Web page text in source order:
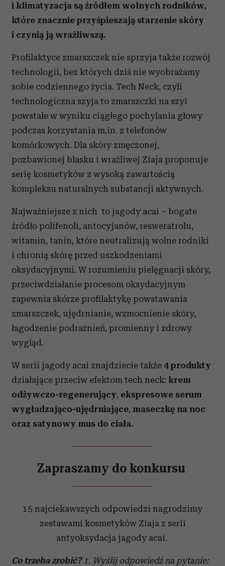
i klimatyzacja są źródłem wolnych rodników,
które znacznie przyśpieszają starzenie skóry
i czynią ją wrażliwszą.
Profilaktyce zmarszczek nie sprzyja także rozwój
technologii, bez których dziś nie wyobrażamy
sobie codziennego życia. Tech Neck, czyli
technologiczna szyja to zmarszczki na szyi
powstałe w wyniku ciągłego pochylania głowy
podczas korzystania m.in. z telefonów
komórkowych. Dla skóry zmęczonej,
pozbawionej blasku i wrażliwej Ziaja proponuje
serię kosmetyków z wysoką zawartością
kompleksu naturalnych substancji aktywnych.
Najważniejsze z nich to jagody acai – bogate
źródło polifenoli, antocyjanów, resweratrolu,
witamin, tanin, które neutralizują wolne rodniki
i chronią skórę przed uszkodzeniami
oksydacyjnymi. W rozumieniu pielęgnacji skóry,
przeciwdziałanie procesom oksydacyjnym
zapewnia skórze profilaktykę powstawania
zmarszczek, ujędrnianie, wzmocnienie skóry,
łagodzenie podrażnień, promienny i zdrowy
wygląd.
W serii jagody acai znajdziecie także 4 produkty
działające przeciw efektom tech neck: krem
odżywczo-regenerujący, ekspresowe serum
wygładzająco-ujędrniające, maseczkę na noc
oraz satynowy mus do ciała.
Zapraszamy do konkursu
15 najciekawszych odpowiedzi nagrodzimy
zestawami kosmetyków Ziaja z serii
antyoksydacja jagody acai.
Co trzeba zrobić?1. Wyślij odpowiedź na pytanie: